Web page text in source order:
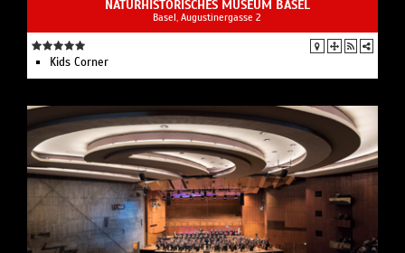
NATURHISTORISCHES MUSEUM BASEL
Basel, Augustinergasse 2
Kids Corner